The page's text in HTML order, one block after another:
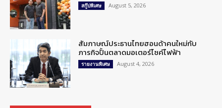
สกู๊ปพิเศษ August 5, 2026
สัมภาษณ์ประธานไทยฮอนด้าคนใหม่กับ
ภารกิจปั้นตลาดมอเตอร์ไซค์ไฟฟ้า
รายงานพิเศษ August 4, 2026